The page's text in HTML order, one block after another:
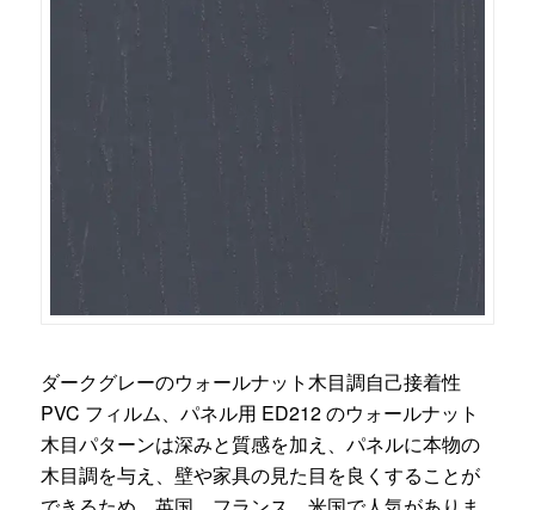
ダークグレーのウォールナット木目調自己接着性
PVC フィルム、パネル用 ED212 のウォールナット
木目パターンは深みと質感を加え、パネルに本物の
木目調を与え、壁や家具の見た目を良くすることが